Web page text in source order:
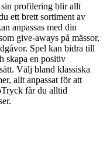
sin profilering blir allt
ett brett sortiment av
anpassas med din
give-aways på mässor,
Spel kan bidra till
skapa en positiv
Välj bland klassiska
allt anpassat för att
får du alltid